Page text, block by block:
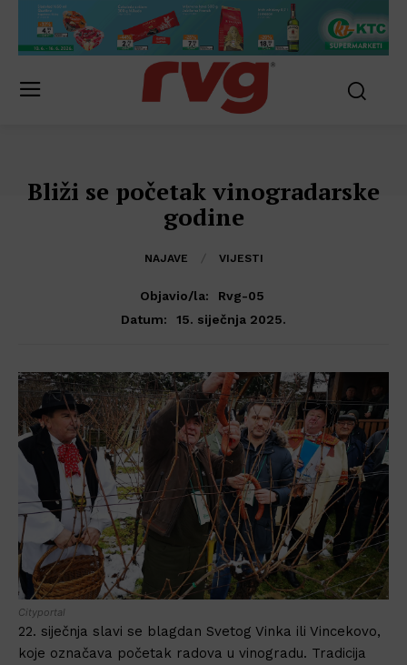
Bliži se početak vinogradarske
godine
NAJAVE VIJESTI
Objavio/la:
Rvg-05
Datum:
15. siječnja 2025.
Cityportal
22. siječnja slavi se blagdan Svetog Vinka ili Vincekovo,
koje označava početak radova u vinogradu. Tradicija